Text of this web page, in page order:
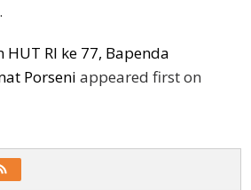
HUT RI ke 77, Bapenda
Porseni appeared first on